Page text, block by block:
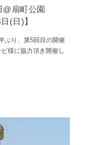
扇町公園
(日)】
ぶり、第5回目の開催
様に協力頂き開催し